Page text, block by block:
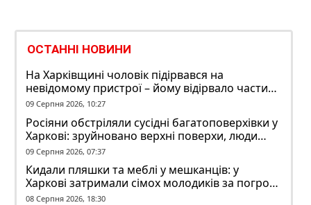
ОСТАННІ НОВИНИ
На Харківщині чоловік підірвався на
невідомому пристрої – йому відірвало частину
руки
09 Серпня 2026, 10:27
Росіяни обстріляли сусідні багатоповерхівки у
Харкові: зруйновано верхні поверхи, люди
заблоковані
09 Серпня 2026, 07:37
Кидали пляшки та меблі у мешканців: у
Харкові затримали сімох молодиків за погром
у гуртожитку
08 Серпня 2026, 18:30